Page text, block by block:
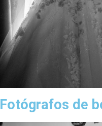
Fotógrafos de